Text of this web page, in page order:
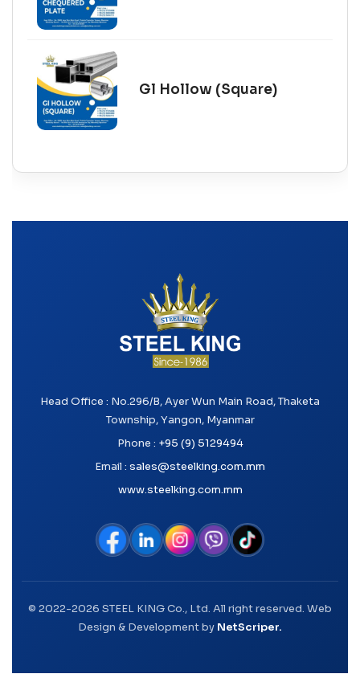
Gl Hollow (Square)
Head Office : No.296/B, Ayer Wun Main Road, Thaketa
Township, Yangon, Myanmar
Phone : +95 (9) 5129494
Email : sales@steelking.com.mm
www.steelking.com.mm
© 2022-2026 STEEL KING Co., Ltd. All right reserved. Web
Design & Development by NetScriper.